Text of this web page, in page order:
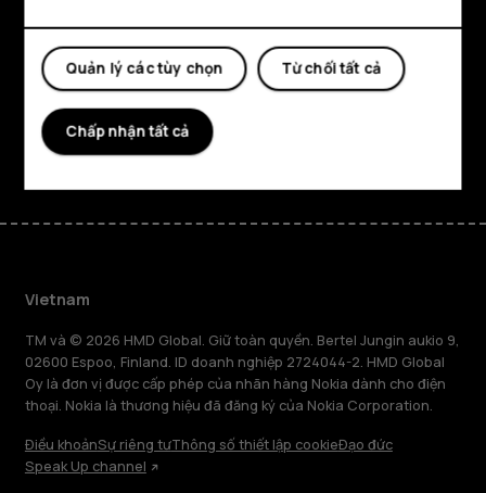
Planet and people
Hỗ trợ
FacebookInstagram
Tiktok Youtube
Vietnam
TM và © 2026 HMD Global. Giữ toàn quyền. Bertel Jungin aukio 9,
02600 Espoo, Finland. ID doanh nghiệp 2724044-2. HMD Global
Oy là đơn vị được cấp phép của nhãn hàng Nokia dành cho điện
thoại. Nokia là thương hiệu đã đăng ký của Nokia Corporation.
Điều khoảnSự riêng tưThông số thiết lập cookieĐạo đức
Speak Up channel
Từ chối tất cả
Quản lý các tùy chọn
Chấp nhận tất cả